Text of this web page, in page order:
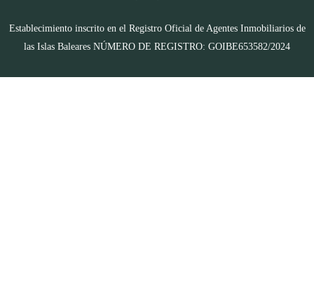
Establecimiento inscrito en el Registro Oficial de Agentes Inmobiliarios de
las Islas Baleares NÚMERO DE REGISTRO: GOIBE653582/2024